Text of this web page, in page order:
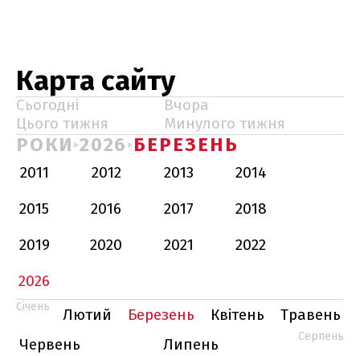
Карта сайту
Сьогодні
Вчора
Цього тижня
Минулого тижня
РОКИ 2026 БЕРЕЗЕНЬ
2011 2012 2013
2014
2015
2016 2017
2018
2019
2020 2021
2022
2026
Січень Лютий Березень Квітень
Травень
Червень
Липень Серпень